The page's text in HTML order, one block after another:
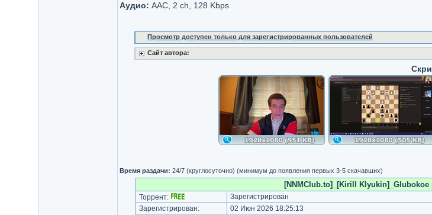
Аудио: AAC, 2 ch, 128 Kbps
Просмотр доступен только для зарегистрированных пользователей
Сайт автора:
Время раздачи: 24/7 (круглосуточно) (минимум до появления первых 3-5 скачавших)
[NNMClub.to]_[Kirill
Торрент:
Зарегистрирован
Зарегистрирован:
02 Июн 2026 18:25:13